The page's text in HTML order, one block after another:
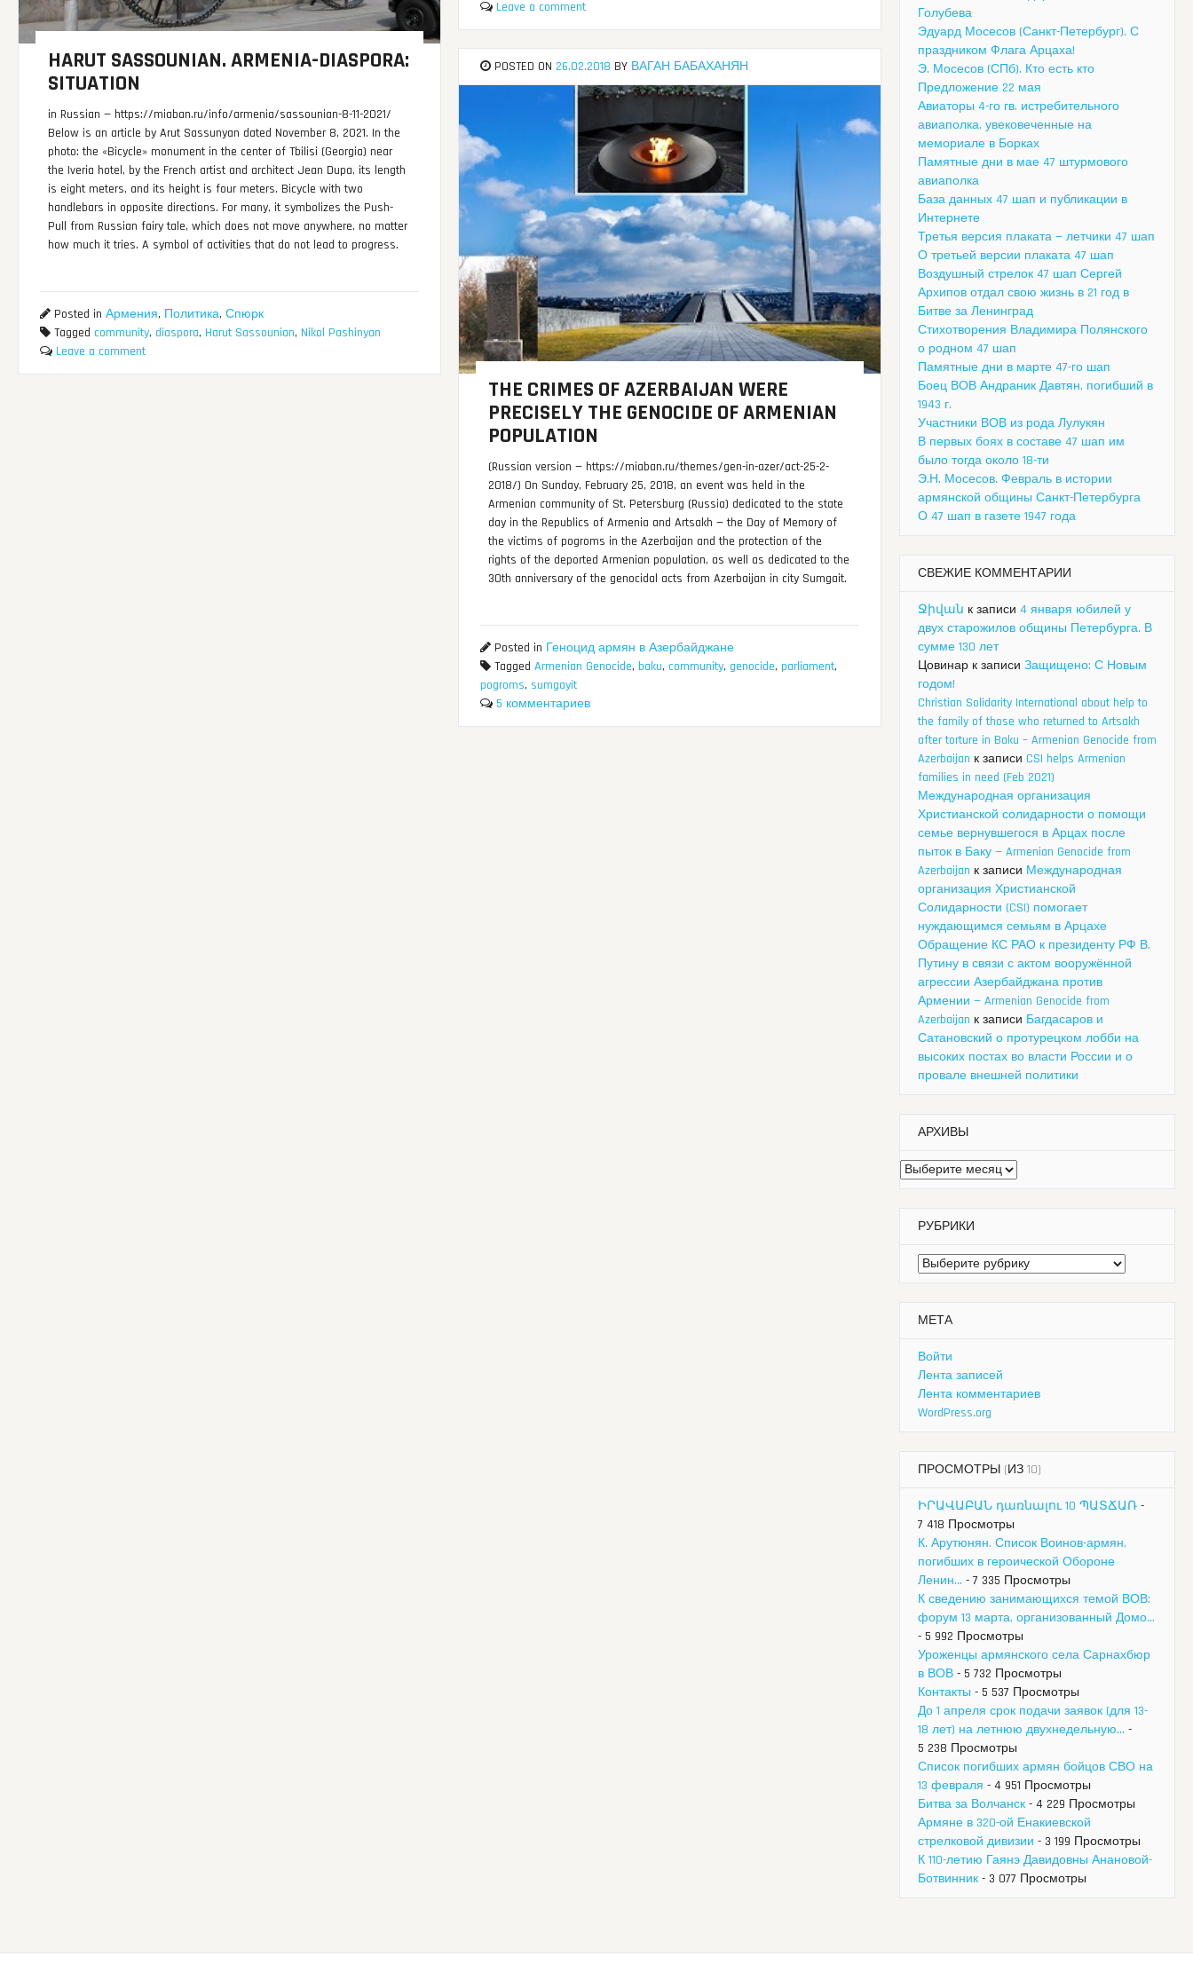
HARUT SASSOUNIAN. ARMENIA-DIASPORA:
SITUATION
in Russian — https://miaban.ru/info/armenia/sassounian-8-11-2021/
Below is an article by Arut Sassunyan dated November 8, 2021. In the
photo: the «Bicycle» monument in the center of Tbilisi (Georgia) near
the Iveria hotel, by the French artist and architect Jean Dupa, its length
is eight meters, and its height is four meters. Bicycle with two
handlebars in opposite directions. For many, it symbolizes the Push-
Pull from Russian fairy tale, which does not move anywhere, no matter
how much it tries. A symbol of activities that do not lead to progress.
Posted in Армения, Политика, Спюрк
Tagged community, diaspora, Harut Sassounian, Nikol Pashinyan
Leave a comment
Leave a comment
POSTED ON 26.02.2018 BY ВАГАН БАБАХАНЯН
THE CRIMES OF AZERBAIJAN WERE
PRECISELY THE GENOCIDE OF ARMENIAN
POPULATION
(Russian version — https://miaban.ru/themes/gen-in-azer/act-25-2-
2018/) On Sunday, February 25, 2018, an event was held in the
Armenian community of St. Petersburg (Russia) dedicated to the state
day in the Republics of Armenia and Artsakh — the Day of Memory of
the victims of pogroms in the Azerbaijan and the protection of the
rights of the deported Armenian population, as well as dedicated to the
30th anniversary of the genocidal acts from Azerbaijan in city Sumgait.
Posted in Геноцид армян в Азербайджане
Tagged Armenian Genocide, baku, community, genocide, parliament,
pogroms, sumgayit
5 комментариев
Голубева
Эдуард Мосесов (Санкт-Петербург). С
праздником Флага Арцаха!
Э. Мосесов (СПб). Кто есть кто
Предложение 22 мая
Авиаторы 4-го гв. истребительного
авиаполка, увековеченные на
мемориале в Борках
Памятные дни в мае 47 штурмового
авиаполка
База данных 47 шап и публикации в
Интернете
Третья версия плаката — летчики 47 шап
О третьей версии плаката 47 шап
Воздушный стрелок 47 шап Сергей
Архипов отдал свою жизнь в 21 год в
Битве за Ленинград
Стихотворения Владимира Полянского
о родном 47 шап
Памятные дни в марте 47-го шап
Боец ВОВ Андраник Давтян, погибший в
1943 г.
Участники ВОВ из рода Лулукян
В первых боях в составе 47 шап им
было тогда около 18-ти
Э.Н. Мосесов. Февраль в истории
армянской общины Санкт-Петербурга
О 47 шап в газете 1947 года
СВЕЖИЕ КОММЕНТАРИИ
Ջիվան к записи 4 января юбилей у
двух старожилов общины Петербурга. В
сумме 130 лет
Цовинар к записи Защищено: С Новым
годом!
Christian Solidarity International about help to
the family of those who returned to Artsakh
after torture in Baku – Armenian Genocide from
Azerbaijan к записи CSI helps Armenian
families in need (Feb 2021)
Международная организация
Христианской солидарности о помощи
семье вернувшегося в Арцах после
пыток в Баку — Armenian Genocide from
Azerbaijan к записи Международная
организация Христианской
Солидарности (CSI) помогает
нуждающимся семьям в Арцахе
Обращение КС РАО к президенту РФ В.
Путину в связи с актом вооружённой
агрессии Азербайджана против
Армении — Armenian Genocide from
Azerbaijan к записи Багдасаров и
Сатановский о протурецком лобби на
высоких постах во власти России и о
провале внешней политики
АРХИВЫ
Архивы
РУБРИКИ
Рубрики
МЕТА
Войти
Лента записей
Лента комментариев
WordPress.org
ПРОСМОТРЫ (ИЗ 10)
ԻՐԱՎԱԲԱՆ դառնալու 10 ՊԱՏՃԱՌ -
7 418 Просмотры
К. Арутюнян. Список Воинов-армян,
погибших в героической Обороне
Ленин... - 7 335 Просмотры
К сведению занимающихся темой ВОВ:
форум 13 марта, организованный Домо...
- 5 992 Просмотры
Уроженцы армянского села Сарнахбюр
в ВОВ - 5 732 Просмотры
Контакты - 5 537 Просмотры
До 1 апреля срок подачи заявок (для 13-
18 лет) на летнюю двухнедельную... -
5 238 Просмотры
Список погибших армян бойцов СВО на
13 февраля - 4 951 Просмотры
Битва за Волчанск - 4 229 Просмотры
Армяне в 320-ой Енакиевской
стрелковой дивизии - 3 199 Просмотры
К 110-летию Гаянэ Давидовны Анановой-
Ботвинник - 3 077 Просмотры